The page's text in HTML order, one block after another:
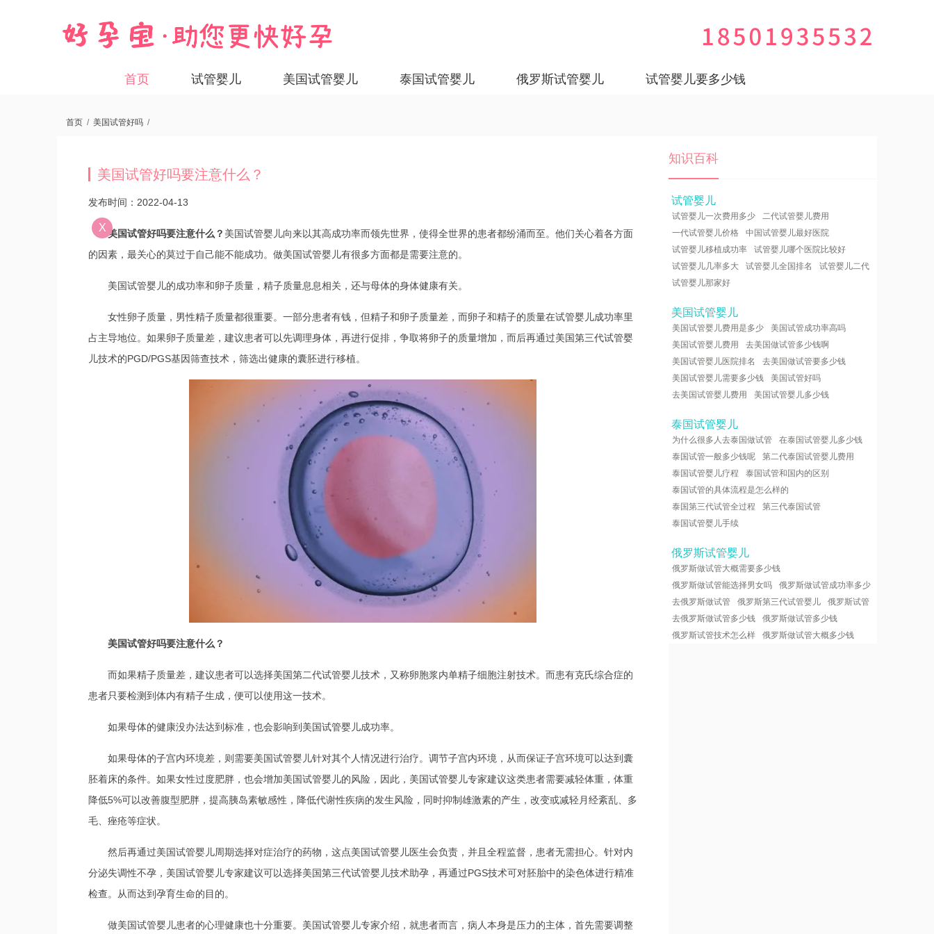
首页 试管婴儿 美国试管婴儿 泰国试管婴儿 俄罗斯试管婴儿 试管婴儿要多少钱
首页 / 美国试管好吗 /
美国试管好吗要注意什么？​
发布时间：2022-04-13
美国试管好吗要注意什么？ 美国试管婴儿向来以其高成功率而领先世界，使得全世界的患者都纷涌而至。他们关心着各方面
的因素，最关心的莫过于自己能不能成功。做美国试管婴儿有很多方面都是需要注意的。
美国试管婴儿的成功率和卵子质量，精子质量息息相关，还与母体的身体健康有关。
女性卵子质量，男性精子质量都很重要。一部分患者有钱，但精子和卵子质量差，而卵子和精子的质量在试管婴儿成功率里
占主导地位。如果卵子质量差，建议患者可以先调理身体，再进行促排，争取将卵子的质量增加，而后再通过美国第三代试管婴
儿技术的PGD/PGS基因筛查技术，筛选出健康的囊胚进行移植。
美国试管好吗要注意什么？
而如果精子质量差，建议患者可以选择美国第二代试管婴儿技术，又称卵胞浆内单精子细胞注射技术。而患有克氏综合症的
患者只要检测到体内有精子生成，便可以使用这一技术。
如果母体的健康没办法达到标准，也会影响到美国试管婴儿成功率。
如果母体的子宫内环境差，则需要美国试管婴儿针对其个人情况进行治疗。调节子宫内环境，从而保证子宫环境可以达到囊
胚着床的条件。如果女性过度肥胖，也会增加美国试管婴儿的风险，因此，美国试管婴儿专家建议这类患者需要减轻体重，体重
降低5%可以改善腹型肥胖，提高胰岛素敏感性，降低代谢性疾病的发生风险，同时抑制雄激素的产生，改变或减轻月经紊乱、多
毛、痤疮等症状。
然后再通过美国试管婴儿周期选择对症治疗的药物，这点美国试管婴儿医生会负责，并且全程监督，患者无需担心。针对内
分泌失调性不孕，美国试管婴儿专家建议可以选择美国第三代试管婴儿技术助孕，再通过PGS技术可对胚胎中的染色体进行精准
检查。从而达到孕育生命的目的。
做美国试管婴儿患者的心理健康也十分重要。美国试管婴儿专家介绍，就患者而言，病人本身是压力的主体，首先需要调整
知识百科
试管婴儿
试管婴儿一次费用多少
二代试管婴儿费用
一代试管婴儿价格
中国试管婴儿最好医院
试管婴儿移植成功率
试管婴儿哪个医院比较好
试管婴儿几率多大
试管婴儿全国排名
试管婴儿二代
试管婴儿那家好
美国试管婴儿
美国试管婴儿费用是多少
美国试管成功率高吗
美国试管婴儿费用
去美国做试管多少钱啊
美国试管婴儿医院排名
去美国做试管要多少钱
美国试管婴儿需要多少钱
美国试管好吗
去美国试管婴儿费用
美国试管婴儿多少钱
泰国试管婴儿
为什么很多人去泰国做试管
在泰国试管婴儿多少钱
泰国试管一般多少钱呢
第二代泰国试管婴儿费用
泰国试管婴儿疗程
泰国试管和国内的区别
泰国试管的具体流程是怎么样的
泰国第三代试管全过程
第三代泰国试管
泰国试管婴儿手续
俄罗斯试管婴儿
俄罗斯做试管大概需要多少钱
俄罗斯做试管能选择男女吗
俄罗斯做试管成功率多少
去俄罗斯做试管
俄罗斯第三代试管婴儿
俄罗斯试管
去俄罗斯做试管多少钱
俄罗斯做试管多少钱
俄罗斯试管技术怎么样
俄罗斯做试管大概多少钱
X